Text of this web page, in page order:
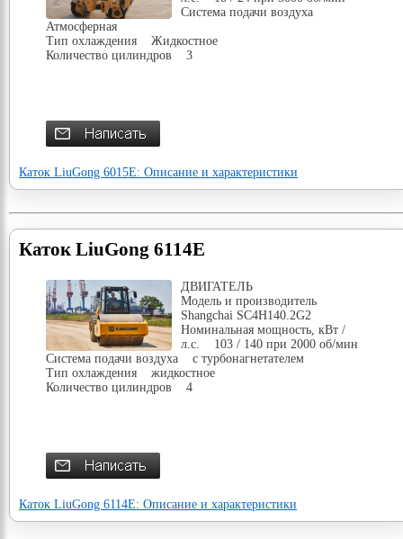
Система подачи воздуха
Атмосферная
Тип охлаждения Жидкостное
Количество цилиндров 3
Каток LiuGong 6015E: Описание и характеристики
Каток LiuGong 6114E
ДВИГАТЕЛЬ
Модель и производитель
Shangchai SC4H140.2G2
Номинальная мощность, кВт /
л.с. 103 / 140 при 2000 об/мин
Система подачи воздуха c турбонагнетателем
Тип охлаждения жидкостное
Количество цилиндров 4
Каток LiuGong 6114E: Описание и характеристики